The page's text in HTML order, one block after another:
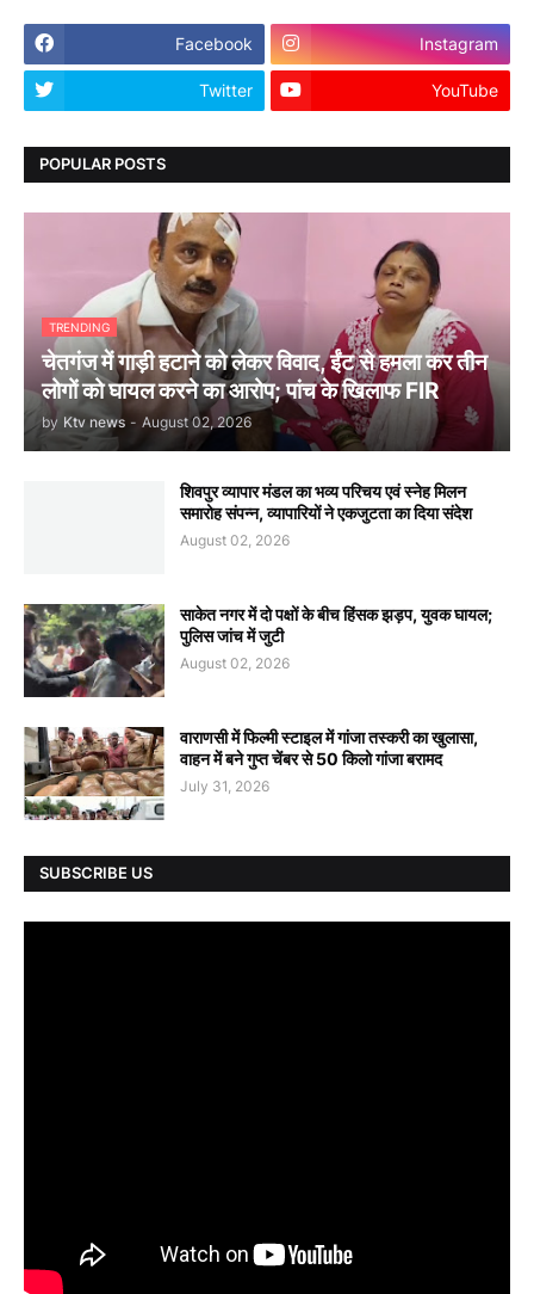
Facebook Instagram
Twitter YouTube
POPULAR POSTS
TRENDING
चेतगंज में गाड़ी हटाने को लेकर विवाद, ईंट से हमला कर तीन
लोगों को घायल करने का आरोप; पांच के खिलाफ FIR
by Ktv news - August 02, 2026
शिवपुर व्यापार मंडल का भव्य परिचय एवं स्नेह मिलन
समारोह संपन्न, व्यापारियों ने एकजुटता का दिया संदेश
August 02, 2026
साकेत नगर में दो पक्षों के बीच हिंसक झड़प, युवक घायल;
पुलिस जांच में जुटी
August 02, 2026
वाराणसी में फिल्मी स्टाइल में गांजा तस्करी का खुलासा,
वाहन में बने गुप्त चेंबर से 50 किलो गांजा बरामद
July 31, 2026
SUBSCRIBE US